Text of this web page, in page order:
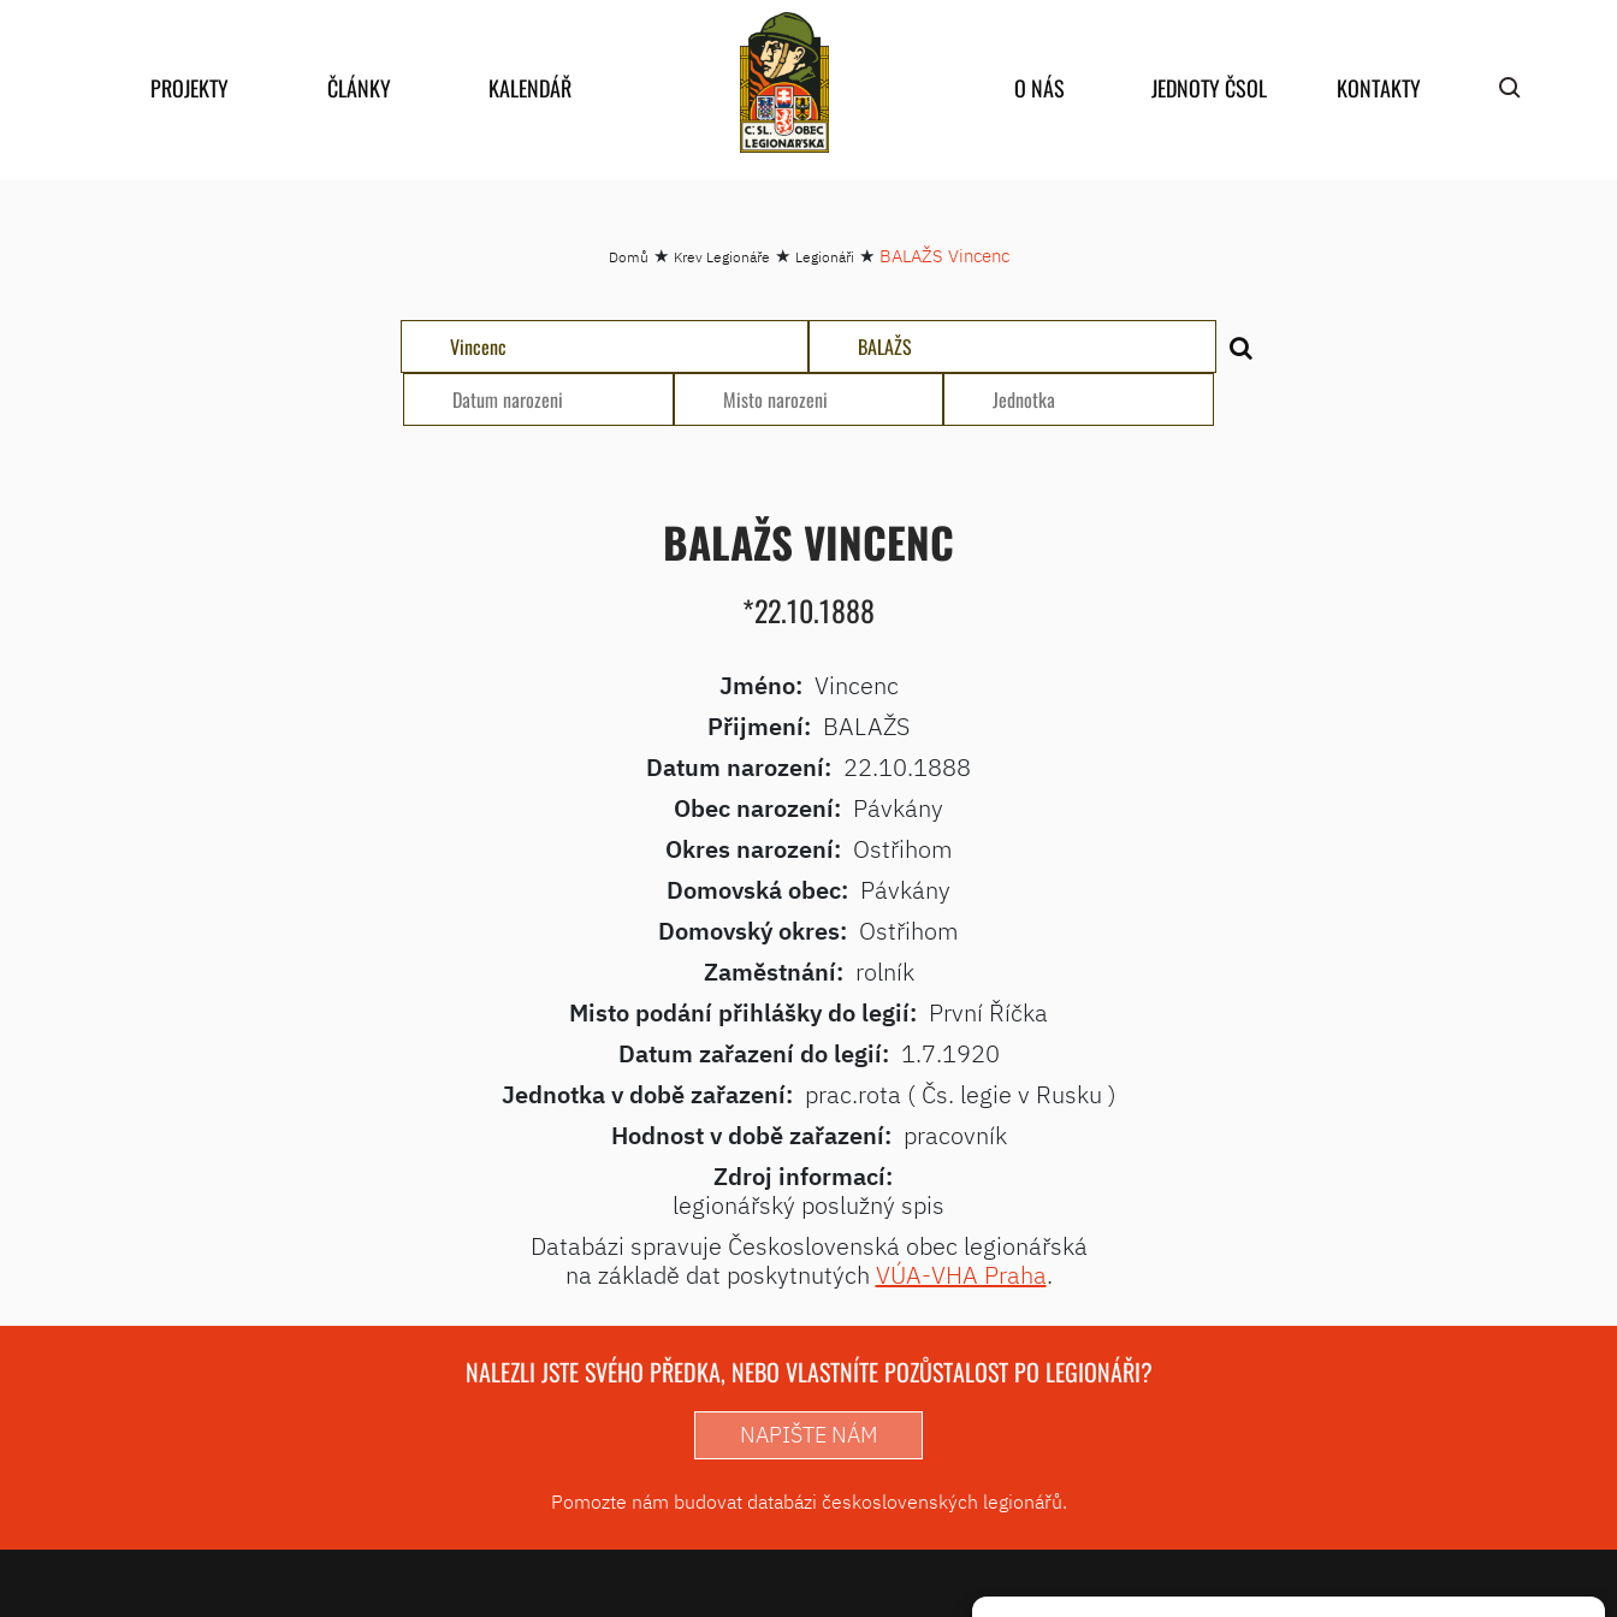
PROJEKTY ČLÁNKY KALENDÁŘ O NÁS JEDNOTY ČSOL KONTAKTY
Domů ★ Krev Legionáře ★ Legionáři ★ BALAŽS Vincenc
BALAŽS VINCENC
*22.10.1888
Jméno: Vincenc
Přijmení: BALAŽS
Datum narození: 22.10.1888
Obec narození: Pávkány
Okres narození: Ostřihom
Domovská obec: Pávkány
Domovský okres: Ostřihom
Zaměstnání: rolník
Misto podání přihlášky do legií: První Říčka
Datum zařazení do legií: 1.7.1920
Jednotka v době zařazení: prac.rota ( Čs. legie v Rusku )
Hodnost v době zařazení: pracovník
Zdroj informací:
legionářský poslužný spis
Databázi spravuje Československá obec legionářská
na základě dat poskytnutých VÚA-VHA Praha.
NALEZLI JSTE SVÉHO PŘEDKA, NEBO VLASTNÍTE POZŮSTALOST PO LEGIONÁŘI?
NAPIŠTE NÁM
Pomozte nám budovat databázi československých legionářů.